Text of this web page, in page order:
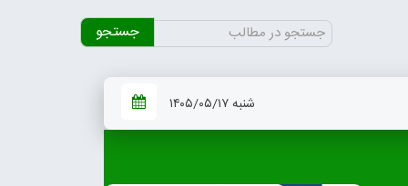
جستجو
برای:
شنبه ۱۴۰۵/۰۵/۱۷